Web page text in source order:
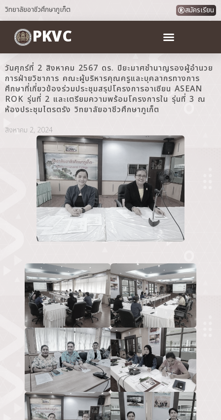
วิทยาลัยอาชีวศึกษาภูเก็ต สมัครเรียน
PKVC
วันศุกร์ที่ 2 สิงหาคม 2567 ดร. ปิยะมาศชำนาญรองผู้อำนวย
การฝ่ายวิชาการ คณะผู้บริหารคุณครูและบุคลากรทางการ
ศึกษาที่เกี่ยวข้องร่วมประชุมสรุปโครงการอาเซียน ASEAN
ROK รุ่นที่ 2 และเตรียมความพร้อมโครงการใน รุ่นที่ 3 ณ
ห้องประชุมไตรตรัง วิทยาลัยอาชีวศึกษาภูเก็ต
สิงหาคม 2, 2024